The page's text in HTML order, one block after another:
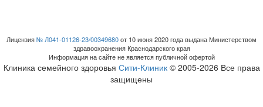
Лицензия№ Л041-01126-23/00349680от 10 июня 2020 года выдана Министерством
здравоохранения Краснодарского края
Информация на сайте не является публичной офертой
Клиника семейного здоровья Сити-Клиник© 2005-2026 Все права
защищены